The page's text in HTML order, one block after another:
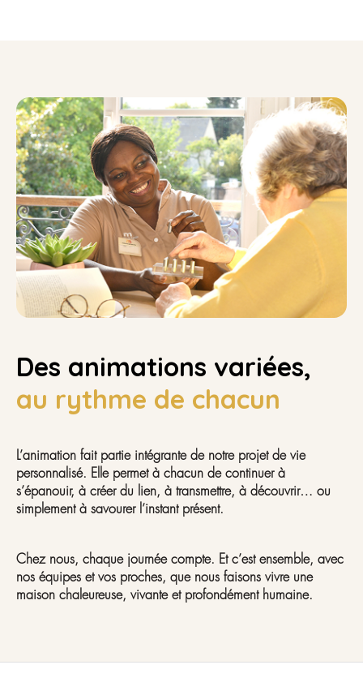
Des animations variées,
au rythme de chacun
L’animation fait partie intégrante de notre projet de vie
personnalisé. Elle permet à chacun de continuer à
s’épanouir, à créer du lien, à transmettre, à découvrir… ou
simplement à savourer l’instant présent.
Chez nous, chaque journée compte. Et c’est ensemble, avec
nos équipes et vos proches, que nous faisons vivre une
maison chaleureuse, vivante et profondément humaine.